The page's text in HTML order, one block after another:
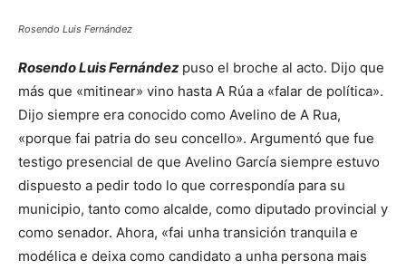
Rosendo Luis Fernández
Rosendo Luis Fernández puso el broche al acto. Dijo que
más que «mitinear» vino hasta A Rúa a «falar de política».
Dijo siempre era conocido como Avelino de A Rua,
«porque fai patria do seu concello». Argumentó que fue
testigo presencial de que Avelino García siempre estuvo
dispuesto a pedir todo lo que correspondía para su
municipio, tanto como alcalde, como diputado provincial y
como senador. Ahora, «fai unha transición tranquila e
modélica e deixa como candidato a unha persona mais